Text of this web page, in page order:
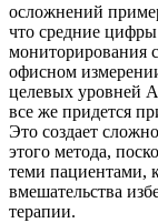
осложнений
что средние
мониторирования
офисном
целевых уровней
все же придется
Это создает
этого метода,
теми пациентами,
вмешательства
терапии.